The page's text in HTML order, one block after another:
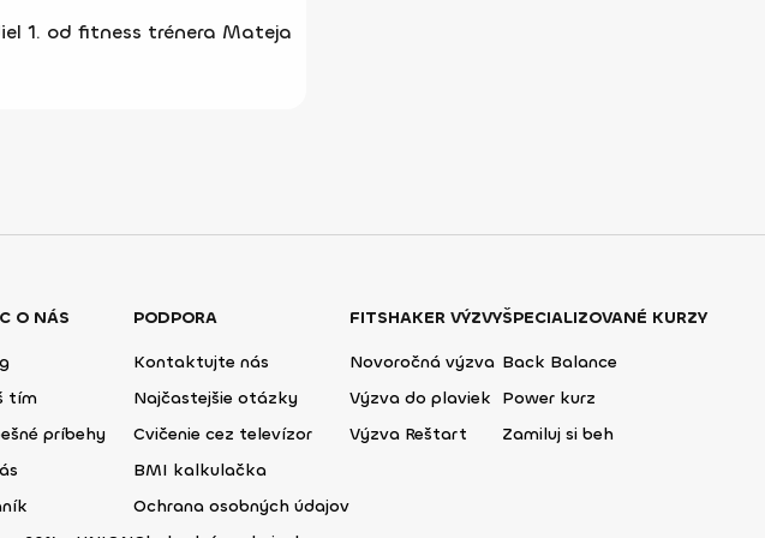
1. od fitness trénera Mateja
O NÁS
tím
príbehy
PODPORA
Kontaktujte nás
Najčastejšie otázky
Cvičenie cez televízor
BMI kalkulačka
Ochrana osobných údajov
FITSHAKER VÝZVY
Novoročná výzva
Výzva do plaviek
Výzva Reštart
ŠPECIALIZOVANÉ KURZY
Back Balance
Power kurz
Zamiluj si beh